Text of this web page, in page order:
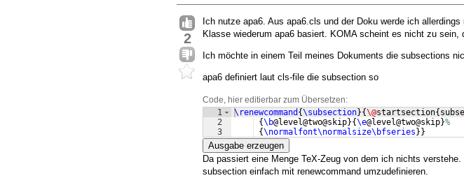
2
Ich nutze apa6. Aus apa6.cls und der Doku werde ich
Klasse wiederum apa6 basiert. KOMA scheint es nicht zu sein,
Ich möchte in einem Teil meines Dokuments die subsections
apa6 definiert laut cls-file die subsection so
Code, hier editierbar zum Übersetzen:
1
2
3
\renewcommand {\subsection}{\@startsection{
{\b@level@two@skip}{\e@level@two@skip}%
{\normalfont\normalsize\bfseries }}
Ausgabe erzeugen
Da passiert eine Menge TeX-Zeug von dem ich nichts
subsection einfach mit renewcommand umzudefinieren.